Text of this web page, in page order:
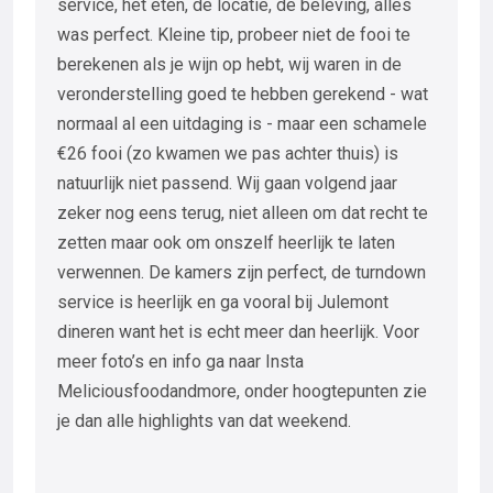
service, het eten, de locatie, de beleving, alles
was perfect. Kleine tip, probeer niet de fooi te
berekenen als je wijn op hebt, wij waren in de
veronderstelling goed te hebben gerekend - wat
normaal al een uitdaging is - maar een schamele
€26 fooi (zo kwamen we pas achter thuis) is
natuurlijk niet passend. Wij gaan volgend jaar
zeker nog eens terug, niet alleen om dat recht te
zetten maar ook om onszelf heerlijk te laten
verwennen. De kamers zijn perfect, de turndown
service is heerlijk en ga vooral bij Julemont
dineren want het is echt meer dan heerlijk. Voor
meer foto’s en info ga naar Insta
Meliciousfoodandmore, onder hoogtepunten zie
je dan alle highlights van dat weekend.